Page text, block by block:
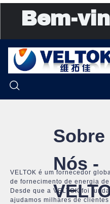
Bem-
Sobre
Nós -
VELTOK é um fornecedor
de fornecimento de energia
Desde que a VELTOK foi
ajudamos milhares de
Início
Sobre Nós
Casos